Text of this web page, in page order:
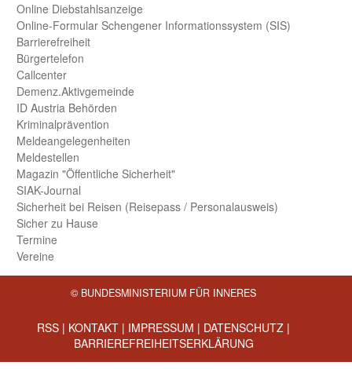
Online Diebstahls­anzeige
Online-Formular Schengener Informationssystem (SIS)
Barriere­freiheit
Bürger­telefon
Call­center
Demenz.Aktiv­gemeinde
ID Austria Behörden
Kriminal­prävention
Melde­an­ge­le­gen­heiten
Meld­estellen
Magazin "Öffentliche Sicherheit"
SIAK-Journal
Sicherheit bei Reisen (Reise­pass / Personal­ausweis)
Sicher zu Hause
Termine
Vereine
© BUNDESMINISTERIUM FÜR INNERES
RSS | KONTAKT | IMPRESSUM | DATENSCHUTZ |
BARRIEREFREIHEITSERKLÄRUNG